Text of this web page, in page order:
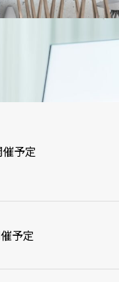
予定
予定